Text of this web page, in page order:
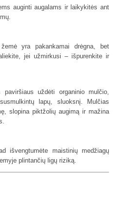
auginti augalams ir laikykitės ant
yra pakankamai drėgna, bet
jei užmirkusi – išpurenkite ir
uždėti organinio mulčio,
lapų, sluoksnį. Mulčias
slopina piktžolių augimą ir mažina
išvengtumėte maistinių medžiagų
plintančių ligų riziką.